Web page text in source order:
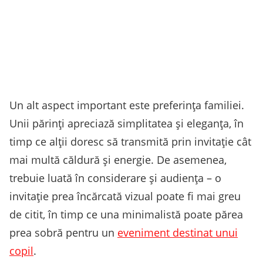
Un alt aspect important este preferința familiei.
Unii părinți apreciază simplitatea și eleganța, în
timp ce alții doresc să transmită prin invitație cât
mai multă căldură și energie. De asemenea,
trebuie luată în considerare și audiența – o
invitație prea încărcată vizual poate fi mai greu
de citit, în timp ce una minimalistă poate părea
prea sobră pentru un eveniment destinat unui
copil.